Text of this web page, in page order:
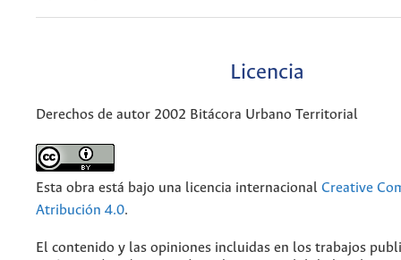
Licencia
Derechos de autor 2002 Bitácora Urbano Territorial
Esta obra está bajo una licencia internacional Creative
Atribución 4.0.
El contenido y las opiniones incluidas en los trabajos